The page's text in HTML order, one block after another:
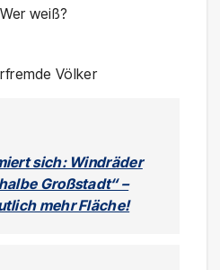
weiß?
Völker
sich: Windräder
Großstadt“ –
mehr Fläche!